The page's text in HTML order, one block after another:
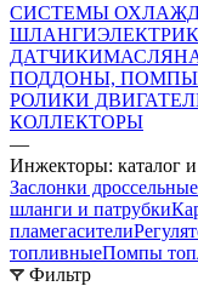
СИСТЕМЫ
ШЛАНГИ
ДАТЧИКИ
ПОДДОНЫ, ПОМПЫ
РОЛИКИ
КОЛЛЕКТОРЫ
—
Инжекторы: каталог
Заслонки дроссельные
шланги и патрубки
пламегасители
топливныеПомпы
Фильтр